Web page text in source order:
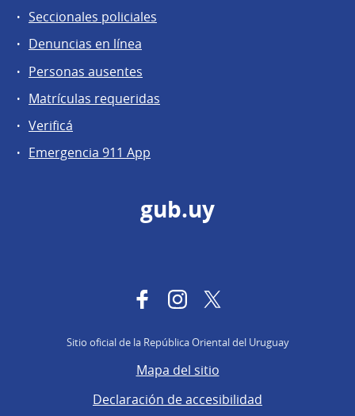
Seccionales policiales
Denuncias en línea
Personas ausentes
Matrículas requeridas
Verificá
Emergencia 911 App
gub.uy
FacebookInstagram
Sitio oficial de la República Oriental del Uruguay
Mapa del sitio
Declaración de accesibilidad